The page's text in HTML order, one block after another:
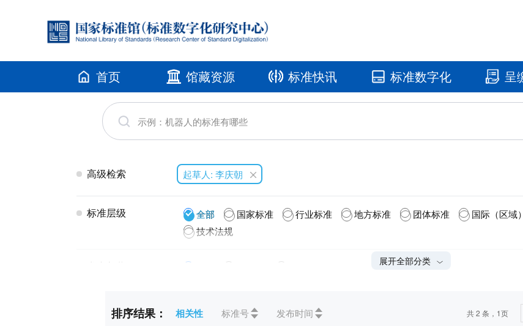
首页 馆藏资源 标准快讯 标准数字化 呈
高级检索 起草人: 李庆朝
标准层级 全部 国家标准 行业标准 地方标准 团体标准 国际（区域
技术法规
发布年代 展开全部分类
排序结果： 相关性 标准号 发布时间 共 2 条，1页